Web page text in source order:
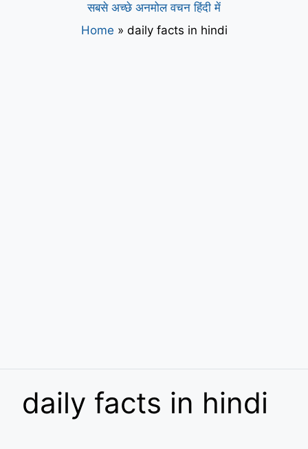
सबसे अच्छे अनमोल वचन हिंदी में
Home » daily facts in hindi
daily facts in hindi